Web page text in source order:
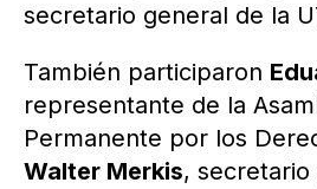
secretario general de la
También participaron
representante de la
Permanente por los
Walter Merkis,